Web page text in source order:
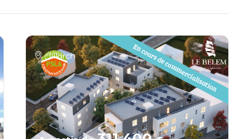
,Illkirch